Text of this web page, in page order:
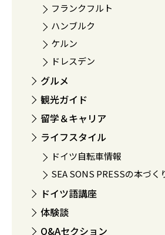
フランクフルト
ハンブルク
ケルン
ドレスデン
グルメ
観光ガイド
留学＆キャリア
ライフスタイル
ドイツ自転車情報
SEA SONS PRESSの本づく
ドイツ語講座
体験談
Q&Aセクション